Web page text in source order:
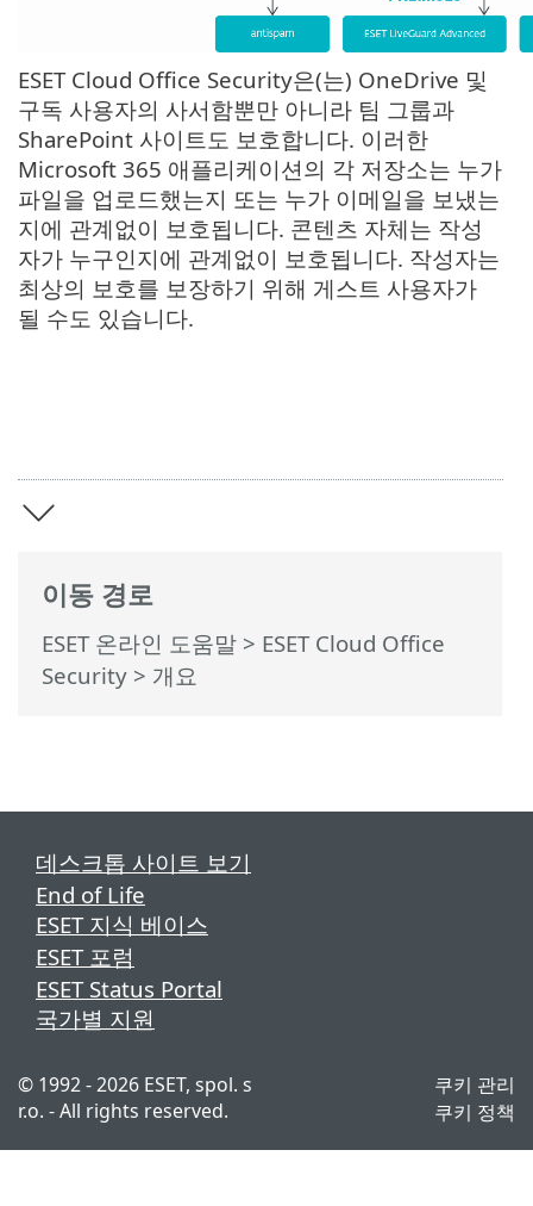
이동 경로
ESET 온라인 도움말 > ESET Cloud Office
Security > 개요
ESET Cloud Office Security은(는) OneDrive 및
구독 사용자의 사서함뿐만 아니라 팀 그룹과
SharePoint 사이트도 보호합니다. 이러한
Microsoft 365 애플리케이션의 각 저장소는 누가
파일을 업로드했는지 또는 누가 이메일을 보냈는
지에 관계없이 보호됩니다. 콘텐츠 자체는 작성
자가 누구인지에 관계없이 보호됩니다. 작성자는
최상의 보호를 보장하기 위해 게스트 사용자가
될 수도 있습니다.
데스크톱 사이트 보기
End of Life
ESET 지식 베이스
ESET 포럼
ESET Status Portal
국가별 지원
© 1992 - 2026 ESET, spol. s
r.o. - All rights reserved.
쿠키 관리
쿠키 정책